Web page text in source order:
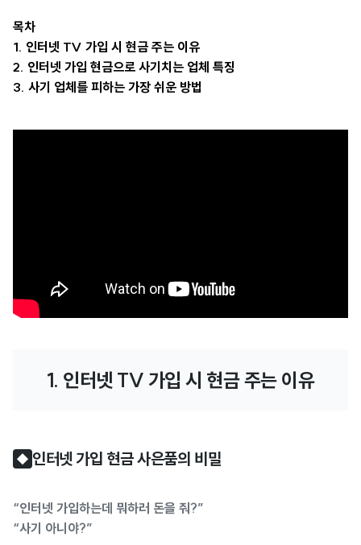
목차
1. 인터넷 TV 가입 시 현금 주는 이유
2. 인터넷 가입 현금으로 사기치는 업체 특징
3. 사기 업체를 피하는 가장 쉬운 방법
1. 인터넷 TV 가입 시 현금 주는 이유
◆ 인터넷 가입 현금 사은품의 비밀
“인터넷 가입하는데 뭐하러 돈을 줘?”
“사기 아니야?”